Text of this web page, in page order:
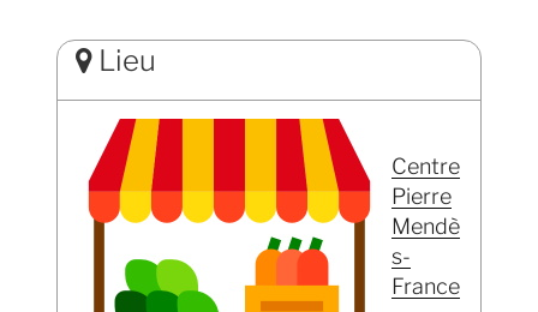
Lieu
Centre
Pierre
Mendè
s-
France